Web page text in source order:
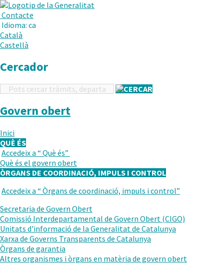
.
Obre
en
una
nova
Menú
Contacte
Idioma: ca
Català
Castellà
Cercador
Govern obert
Inici
QUÈ ÉS
TORNAR
AL
NIVELL
ANTERIOR
Accedeix a “ Què és”
Què és el govern obert
ÒRGANS DE COORDINACIÓ, IMPULS I CONTROL
TORNAR
AL
NIVELL
ANTERIOR
Accedeix a “ Òrgans de coordinació, impuls i control”
Secretaria de Govern Obert
Comissió Interdepartamental de Govern Obert (CIGO)
Unitats d'informació de la Generalitat de Catalunya
Xarxa de Governs Transparents de Catalunya
Òrgans de garantia
Altres organismes i òrgans en matèria de govern obert